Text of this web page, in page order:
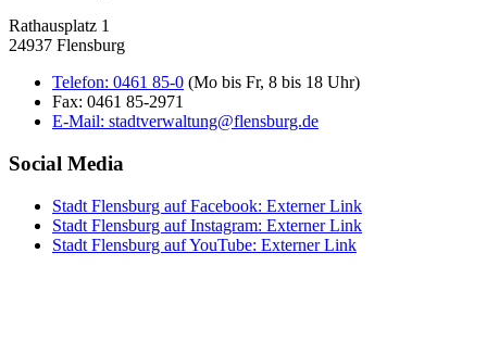
Rathausplatz 1
24937 Flensburg
Telefon: 0461 85-0 (Mo bis Fr, 8 bis 18 Uhr)
Fax: 0461 85-2971
E-Mail: stadtverwaltung@flensburg.de
Social Media
Stadt Flensburg auf Facebook: Externer Link
Stadt Flensburg auf Instagram: Externer Link
Stadt Flensburg auf YouTube: Externer Link